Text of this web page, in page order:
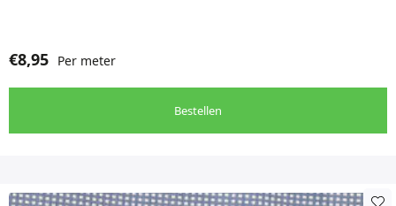
€8,95 Per meter
Bestellen